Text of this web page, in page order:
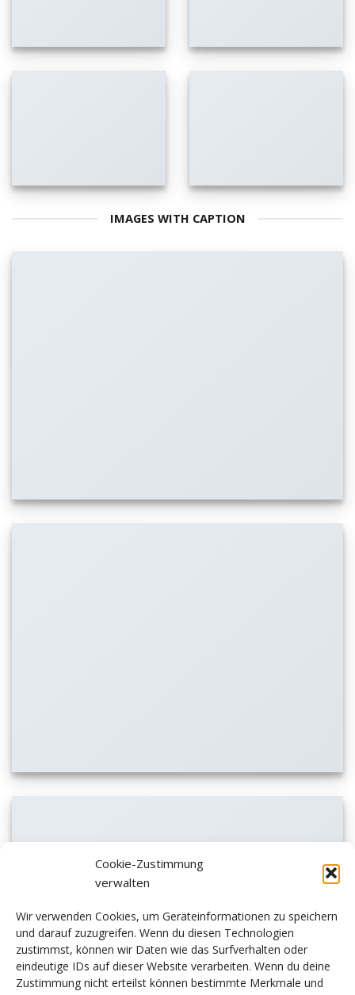
Cookie-Zustimmung
verwalten
Wir verwenden Cookies, um Geräteinformationen zu speichern
und darauf zuzugreifen. Wenn du diesen Technologien
zustimmst, können wir Daten wie das Surfverhalten oder
eindeutige IDs auf dieser Website verarbeiten. Wenn du deine
Zustimmung nicht erteilst können bestimmte Merkmale und
IMAGES WITH CAPTION